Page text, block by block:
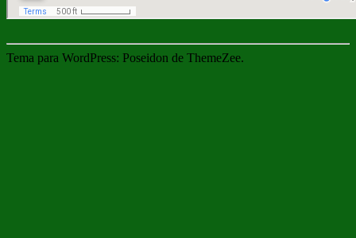
Tema para WordPress: Poseidon de ThemeZee.